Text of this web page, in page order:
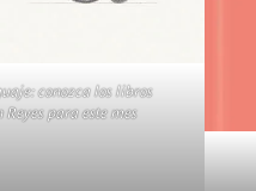
conozca los libros
para este mes